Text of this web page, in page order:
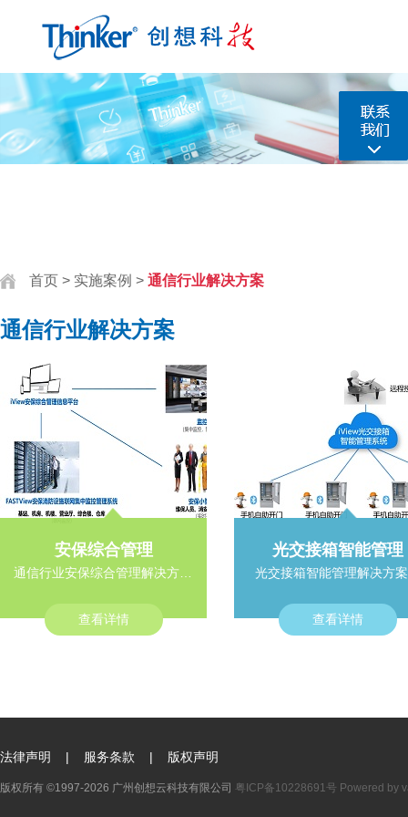
首页 > 实施案例 > 通信行业解决方案
通信行业解决方案
安保综合管理
查看详情
光交接箱智能管理
光交接箱智能管理解决方
查看详情
法律声明 | 服务条款 | 版权声明
版权所有 ©1997-2026 广州创想云科技有限公司 粤ICP备10228691号 Powered by